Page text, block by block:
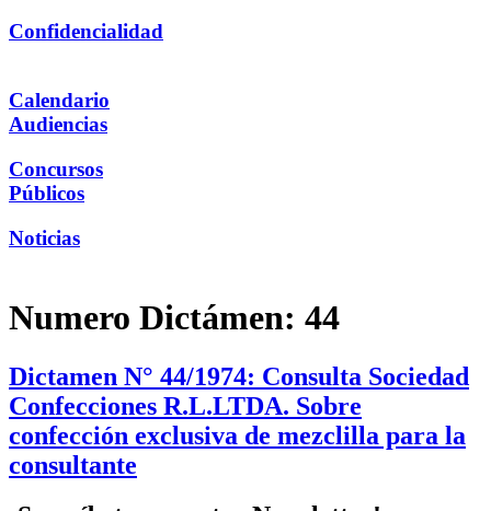
Confidencialidad
Calendario
Audiencias
Concursos
Públicos
Noticias
Numero Dictámen: 44
Dictamen N° 44/1974: Consulta Sociedad
Confecciones R.L.LTDA. Sobre
confección exclusiva de mezclilla para la
consultante